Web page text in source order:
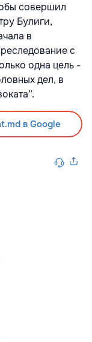
совершил
Булиги,
в
с
одна цель -
дел, в
в Google